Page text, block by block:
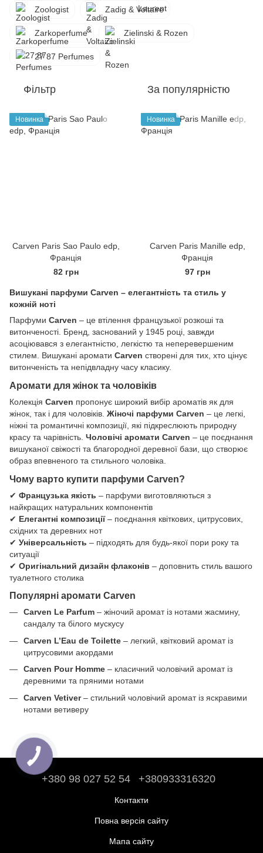
Zoologist Zadig & Voltaire
Zarkoperfume Zielinski & Rozen
27 87 Perfumes
Фільтр За популярністю
Новинка
Carven Paris Sao Paulo edp,
Франція
82 грн
Новинка
Carven Paris Manille edp,
Франція
97 грн
Вишукані парфуми Carven – елегантність та стиль у
кожній ноті
Парфуми Carven – це втілення французької розкоші та
витонченості. Бренд, заснований у 1945 році, завжди
асоціювався з елегантністю, легкістю та неперевершеним
стилем. Вишукані аромати Carven створені для тих, хто цінує
витонченість та непідвладну часу класику.
Аромати для жінок та чоловіків
Колекція Carven пропонує широкий вибір ароматів як для
жінок, так і для чоловіків. Жіночі парфуми Carven – це легкі,
ніжні та романтичні композиції, які підкреслюють природну
красу та чарівність. Чоловічі аромати Carven – це поєднання
вишуканої свіжості та благородної деревної бази, що створює
образ впевненого та стильного чоловіка.
Чому варто купити парфуми Carven?
✔ Французька якість – парфуми виготовляються з
найкращих натуральних компонентів
✔ Елегантні композиції– поєднання квіткових, цитрусових,
східних та деревних нот
✔ Універсальність – підходять для будь-якої пори року та
ситуації
✔ Оригінальний дизайн флаконів – доповнить стиль вашого
туалетного столика
Популярні аромати Carven
Carven Le Parfum – жіночий аромат із нотами жасмину,
сандалу та білого мускусу
Carven L’Eau de Toilette – легкий, квітковий аромат із
цитрусовими акордами
Carven Pour Homme – класичний чоловічий аромат із
деревними та пряними нотами
Carven Vetiver– стильний чоловічий аромат із яскравими
нотами ветиверу
+380 98 027 52 54 +380933316320
Контакти
Повна версія сайту
Мапа сайту